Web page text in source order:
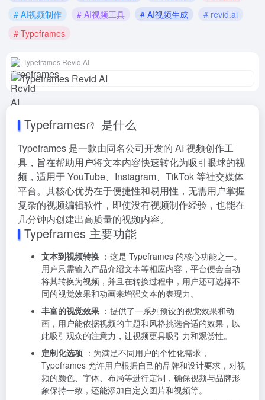
# AI视频制作
# AI视频工具 # AI视频生成
# revid.ai
# Typeframes
Typeframes Revid AI
Typeframes 是什么
Typeframes 是一款由同名公司开发的 AI 视频创作工
具，旨在帮助用户将文本内容快速转化为吸引眼球的视
频，适用于 YouTube、Instagram、TikTok 等社交媒体
平台。其核心优势在于便捷性和易用性，无需用户掌握
复杂的视频编辑软件，即使没有视频制作经验，也能在
几分钟内创建出高质量的视频内容。
Typeframes 主要功能
文本到视频转换 ：这是 Typeframes 的核心功能之一。
用户只需输入产品介绍文本等相应内容，平台便会自动
将其转换为视频，并且在转换过程中，用户还可选择不
同的视觉效果和动画来增强文本的表现力。
丰富的视觉效果 ：提供了一系列预设的视觉效果和动
画，用户能依据视频的主题和风格挑选合适的效果，以
此吸引观众的注意力，让视频更具吸引力和观赏性。
定制化选项 ：为满足不同用户的个性化需求，
Typeframes 允许用户根据自己的品牌和设计要求，对视
频的颜色、字体、布局等进行定制，确保视频与品牌形
象保持一致，还能添加自定义图片和视频等。